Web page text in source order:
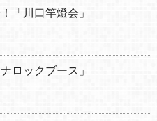
「川口竿燈会」
ロックブース」